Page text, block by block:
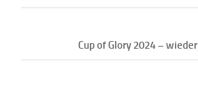
Cup of Glory 2024 –